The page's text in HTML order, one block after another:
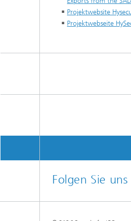
Projektwebsite
Projektwebseite
Folgen Sie uns